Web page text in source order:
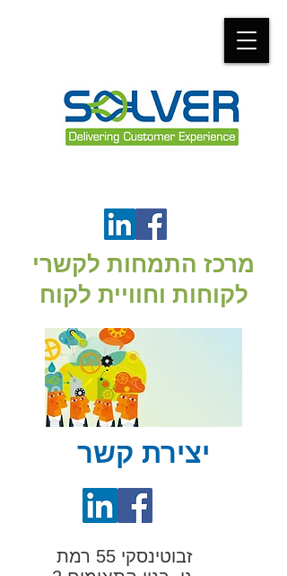
מרכז התמחות לקשרי
לקוחות וחוויית לקוח
יצירת קשר
זבוטינסקי 55 רמת